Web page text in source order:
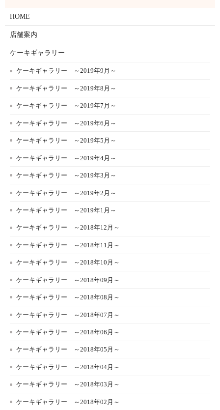
HOME
店舗案内
ケーキギャラリー
ケーキギャラリー ～2019年9月～
ケーキギャラリー ～2019年8月～
ケーキギャラリー ～2019年7月～
ケーキギャラリー ～2019年6月～
ケーキギャラリー ～2019年5月～
ケーキギャラリー ～2019年4月～
ケーキギャラリー ～2019年3月～
ケーキギャラリー ～2019年2月～
ケーキギャラリー ～2019年1月～
ケーキギャラリー ～2018年12月～
ケーキギャラリー ～2018年11月～
ケーキギャラリー ～2018年10月～
ケーキギャラリー ～2018年09月～
ケーキギャラリー ～2018年08月～
ケーキギャラリー ～2018年07月～
ケーキギャラリー ～2018年06月～
ケーキギャラリー ～2018年05月～
ケーキギャラリー ～2018年04月～
ケーキギャラリー ～2018年03月～
ケーキギャラリー ～2018年02月～